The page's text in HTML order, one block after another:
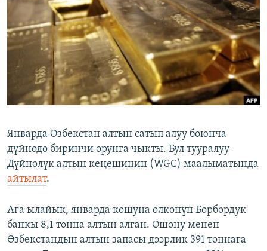
АЗАТТЫК+
ЫҢГАЙСЫЗ СУРООЛОР
ЭЕ/АРнун бардык сайттары
Январда Өзбекстан алтын сатып алуу боюнча
дүйнөдө биринчи орунга чыкты. Бул тууралуу
Дүйнөлүк алтын кеңешинин (WGC) маалыматында
айтылат.
Ага ылайык, январда кошуна өлкөнүн Борбордук
банкы 8,1 тонна алтын алган. Ошону менен
Өзбекстандын алтын запасы дээрлик 391 тоннага